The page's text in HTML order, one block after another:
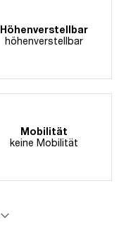
Höhenverstellbar
höhenverstellbar
Mobilität
keine Mobilität